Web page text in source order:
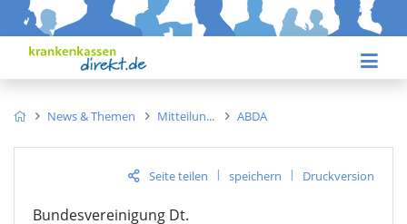
News & Themen Mitteilun ABDA
Seite teilen | speichern | Druckversion
Bundesvereinigung Dt.